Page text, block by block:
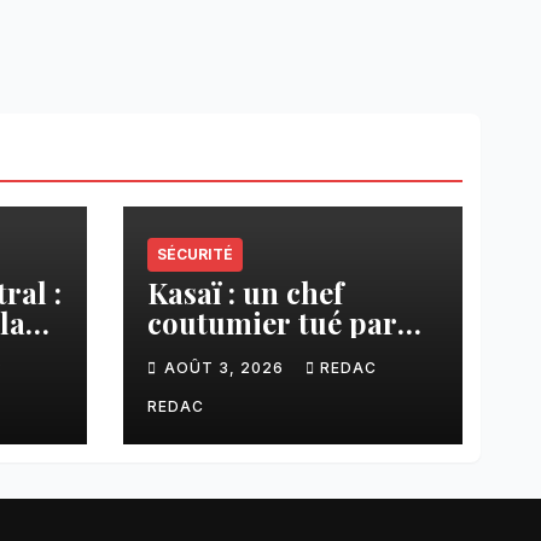
:
SÉCURITÉ
Kasaï : un chef
coutumier tué par
balle par un policier
à Kamuesha, la
tension monte
AOÛT 3, 2026 REDAC
REDAC